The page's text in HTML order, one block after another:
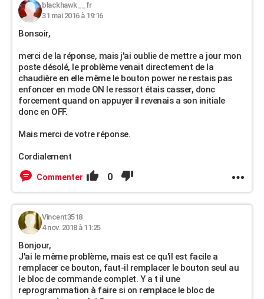
blackhawk__fr
31 mai 2016 à 19:16
Bonsoir,
merci de la réponse, mais j'ai oublie de mettre a jour mon
poste désolé, le problème venait directement de la
chaudière en elle même le bouton power ne restais pas
enfoncer en mode ON le ressort étais casser, donc
forcement quand on appuyer il revenais a son initiale
donc en OFF.
Mais merci de votre réponse.
Cordialement
Commenter 0
Vincent3518
4 nov. 2018 à 11:25
Bonjour,
J'ai le même problème, mais est ce qu'il est facile a
remplacer ce bouton, faut-il remplacer le bouton seul au
le bloc de commande complet. Y a t il une
reprogrammation à faire si on remplace le bloc de